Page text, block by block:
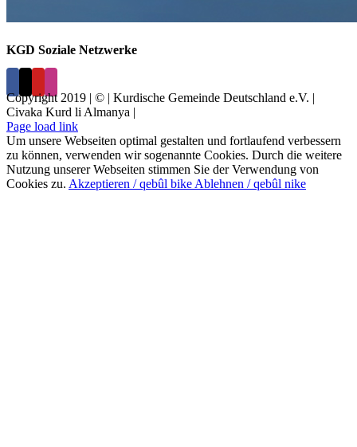
KGD Soziale Netzwerke
Copyright 2019 | © | Kurdische Gemeinde Deutschland e.V. |
Civaka Kurd li Almanya |
Page load link
Um unsere Webseiten optimal gestalten und fortlaufend verbessern
zu können, verwenden wir sogenannte Cookies. Durch die weitere
Nutzung unserer Webseiten stimmen Sie der Verwendung von
Cookies zu. Akzeptieren / qebûl bike Ablehnen / qebûl nike